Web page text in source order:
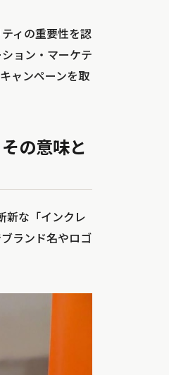
ィの重要性を認
ョン・マーケテ
ャンペーンを取
の意味と
新な「インクレ
ランド名やロゴ